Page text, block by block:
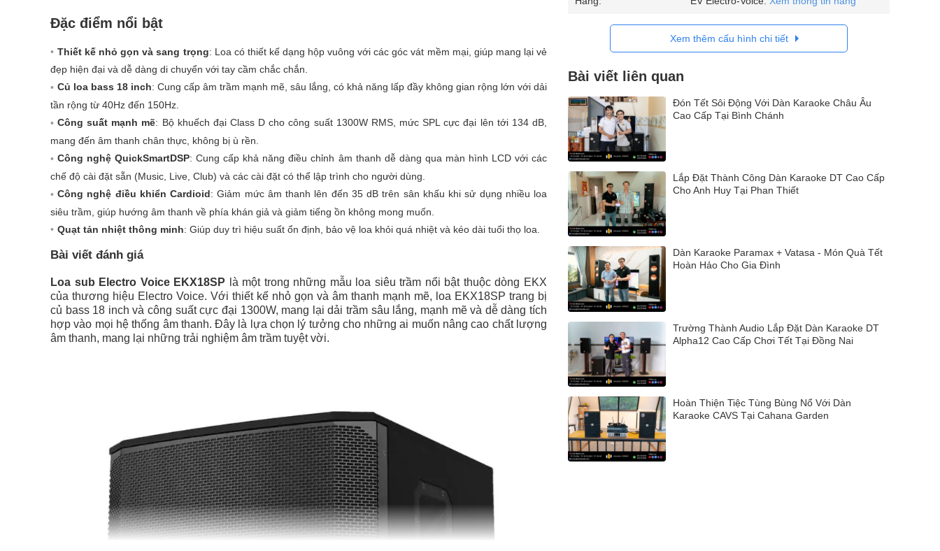
Đặc điểm nổi bật
Thiết kế nhỏ gọn và sang trọng: Loa có thiết kế dạng hộp vuông với các góc vát mềm mại, giúp mang lại vẻ
đẹp hiện đại và dễ dàng di chuyển với tay cầm chắc chắn.
Củ loa bass 18 inch: Cung cấp âm trầm mạnh mẽ, sâu lắng, có khả năng lấp đầy không gian rộng lớn với dải
tần rộng từ 40Hz đến 150Hz.
Công suất mạnh mẽ: Bộ khuếch đại Class D cho công suất 1300W RMS, mức SPL cực đại lên tới 134 dB,
mang đến âm thanh chân thực, không bị ù rền.
Công nghệ QuickSmartDSP: Cung cấp khả năng điều chỉnh âm thanh dễ dàng qua màn hình LCD với các
chế độ cài đặt sẵn (Music, Live, Club) và các cài đặt có thể lập trình cho người dùng.
Công nghệ điều khiển Cardioid: Giảm mức âm thanh lên đến 35 dB trên sân khấu khi sử dụng nhiều loa
siêu trầm, giúp hướng âm thanh về phía khán giả và giảm tiếng ồn không mong muốn.
Quạt tản nhiệt thông minh: Giúp duy trì hiệu suất ổn định, bảo vệ loa khỏi quá nhiệt và kéo dài tuổi thọ loa.
Bài viết đánh giá
Loa sub Electro Voice EKX18SP là một trong những mẫu loa siêu trầm nổi bật thuộc dòng EKX
của thương hiệu Electro Voice. Với thiết kế nhỏ gọn và âm thanh mạnh mẽ, loa EKX18SP trang bị
củ bass 18 inch và công suất cực đại 1300W, mang lại dải trầm sâu lắng, mạnh mẽ và dễ dàng tích
hợp vào mọi hệ thống âm thanh. Đây là lựa chọn lý tưởng cho những ai muốn nâng cao chất lượng
âm thanh, mang lại những trải nghiệm âm trầm tuyệt vời.
Xem thêm cấu hình chi tiết
Bài viết liên quan
Đón Tết Sôi Động Với Dàn Karaoke Châu Âu
Cao Cấp Tại Bình Chánh
Lắp Đặt Thành Công Dàn Karaoke DT Cao Cấp
Cho Anh Huy Tại Phan Thiết
Dàn Karaoke Paramax + Vatasa - Món Quà Tết
Hoàn Hảo Cho Gia Đình
Trường Thành Audio Lắp Đặt Dàn Karaoke DT
Alpha12 Cao Cấp Chơi Tết Tại Đồng Nai
Hoàn Thiện Tiệc Tùng Bùng Nổ Với Dàn
Karaoke CAVS Tại Cahana Garden